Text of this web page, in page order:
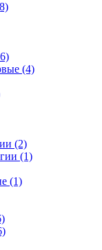
(4)
(2)
(1)
(1)